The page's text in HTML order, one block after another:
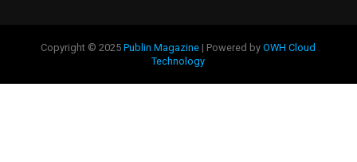
Copyright © 2025Publin Magazine | Powered byOWH Cloud
Technology